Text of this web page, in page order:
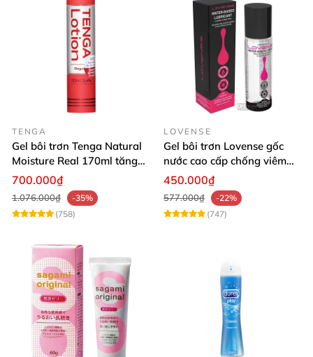
TENGA
Gel bôi trơn Tenga Natural
Moisture Real 170ml tăng
ẩm tự nhiên
700.000₫
1.076.000₫
-35%
(758)
LOVENSE
Gel bôi trơn Lovense gốc
nước cao cấp chống viêm
nhiễm vùng kín
450.000₫
577.000₫
-22%
(747)